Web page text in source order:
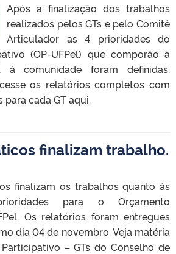
Após a finalização dos trabalhos
realizados pelos GTs e pelo Comitê
Articulador as 4 prioridades do
(OP-UFPel) que comporão a
à comunidade foram definidas.
os relatórios completos com
cada GT aqui.
finalizam trabalho.
finalizam os trabalhos quanto às
para o Orçamento
Os relatórios foram entregues
dia 04 de novembro. Veja matéria
– GTs do Conselho de